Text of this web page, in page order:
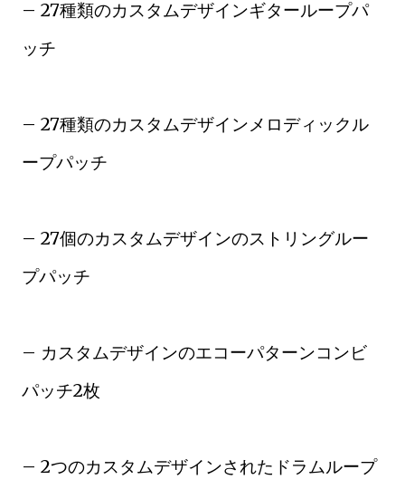
– 27種類のカスタムデザインギターループパ
ッチ
– 27種類のカスタムデザインメロディックル
ープパッチ
– 27個のカスタムデザインのストリングルー
プパッチ
– カスタムデザインのエコーパターンコンビ
パッチ2枚
– 2つのカスタムデザインされたドラムループ